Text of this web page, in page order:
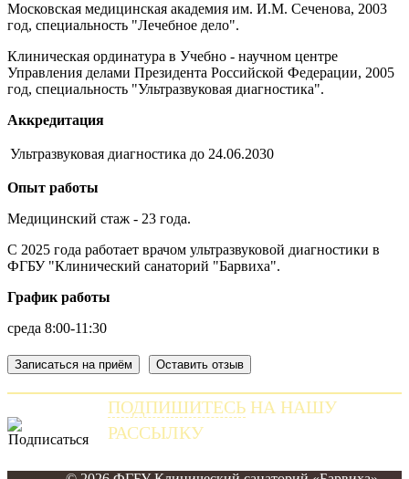
Московская медицинская академия им. И.М. Сеченова, 2003
год, специальность "Лечебное дело".
Клиническая ординатура в Учебно - научном центре
Управления делами Президента Российской Федерации, 2005
год, специальность "Ультразвуковая диагностика".
Аккредитация
Ультразвуковая диагностика до 24.06.2030
Опыт работы
Медицинский стаж - 23 года.
С 2025 года работает врачом ультразвуковой диагностики в
ФГБУ "Клинический санаторий "Барвиха".
График работы
среда 8:00-11:30
Записаться на приём Оставить отзыв
ПОДПИШИТЕСЬ НА НАШУ
РАССЫЛКУ